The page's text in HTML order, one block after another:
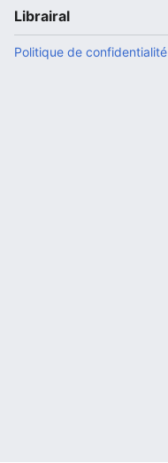
Librairal
Politique de confidentialité